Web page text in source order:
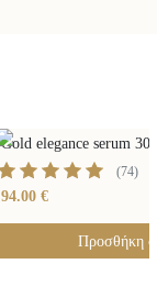
Gold elegance serum
(74)
94.00 €
Προσθήκη